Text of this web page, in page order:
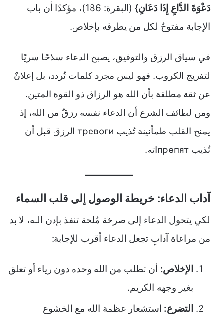
دَعْوَةَ الدَّاعِ إِذَا دَعَانِ}
(البقرة: 186)، مؤكدًا أن باب
الإجابة مفتوحٌ لكل من يطرقه بإخلاص.
في سياق الرزق والتوفيق، يصبح الدعاء سلاحًا سريًا
لتفريج الكروب. فهو ليس مجرد كلمات تُردد، بل إعلانٌ
عن ثقة مطلقة بأن الله هو الرزاق ذو القوة المتين.
ومن لطائف الشرع أن الدعاء نفسه رزقٌ من الله، إذ
يمنح القلب طمأنينة تُذيب тревоги الرزق قبل أن
تُذيب препятاته.
آداب الدعاء: خريطة الوصول إلى قلب السماء
لكي يتحول الدعاء إلى صرخة مُلحة تنفذ بإذن الله، لا بد
من مراعاة آدابٍ تجعل الدعاء أقرب للإجابة:
الإخلاص: أن تطلب من الله وحده دون رياء أو تعلق
بغير وجهه الكريم.
التضرع: استشعار عظمة الله مع الخشوع